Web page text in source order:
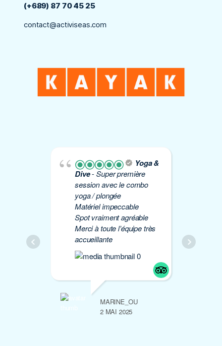
(+689) 87 70 45 25
contact@activiseas.com
Yoga &
Dive- Super première
session avec le combo
yoga / plongée
Matériel impeccable
Spot vraiment agréable
Merci à toute l’équipe très
accueillante
MARINE_OU
2 MAI 2025